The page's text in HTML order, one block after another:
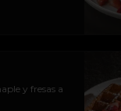
y fresas a